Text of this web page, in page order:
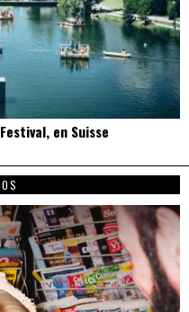
en Suisse